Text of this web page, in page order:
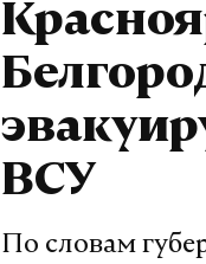
Денис Герасимов
ВСУ
По словам